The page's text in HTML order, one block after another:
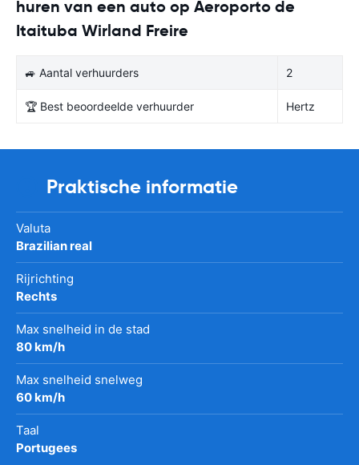
huren van een auto op Aeroporto de
Itaituba Wirland Freire
🚙 Aantal verhuurders 2
🏆 Best beoordeelde verhuurder Hertz
Praktische informatie
Valuta
Brazilian real
Rijrichting
Rechts
Max snelheid in de stad
80 km/h
Max snelheid snelweg
60 km/h
Taal
Portugees